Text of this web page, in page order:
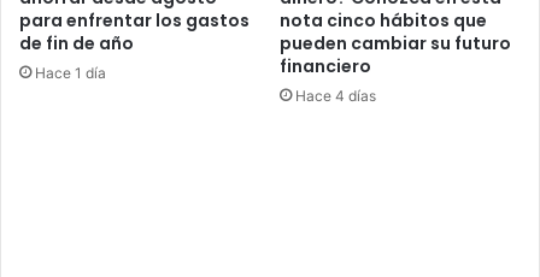
para enfrentar los gastos
de fin de año
Hace 1 día
nota cinco hábitos que
pueden cambiar su futuro
financiero
Hace 4 días